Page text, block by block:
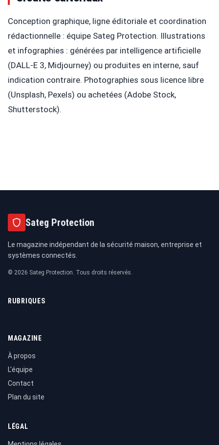
Conception graphique, ligne éditoriale et coordination
rédactionnelle : équipe Sateg Protection. Illustrations
et infographies : générées par intelligence artificielle
(DALL-E 3, Midjourney) ou produites en interne, sauf
indication contraire. Photographies sous licence libre
(Unsplash, Pexels) ou achetées (Adobe Stock,
Shutterstock).
Sateg Protection
Le magazine indépendant de la sécurité maison, entreprise et
systèmes connectés.
© 2026 Sateg Protection. Tous droits réservés.
RUBRIQUES
MAGAZINE
À propos
L'équipe
Contact
Plan du site
LÉGAL